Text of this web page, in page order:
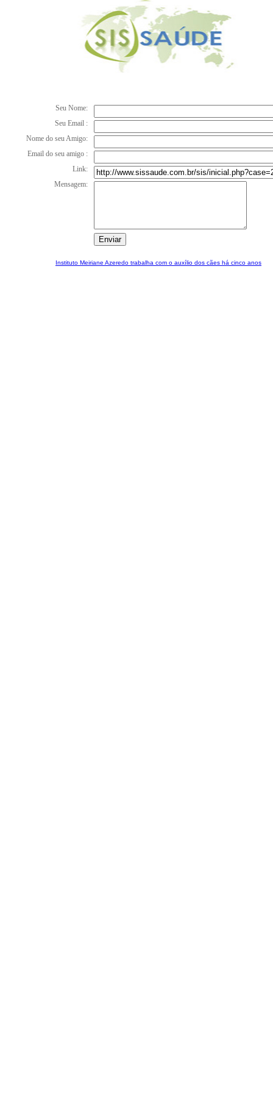
Seu Nome:
Seu Email :
Nome do seu Amigo:
Email do seu amigo :
Link:
Mensagem:
Instituto Meiriane Azeredo trabalha com o auxílio dos cães há cinco anos